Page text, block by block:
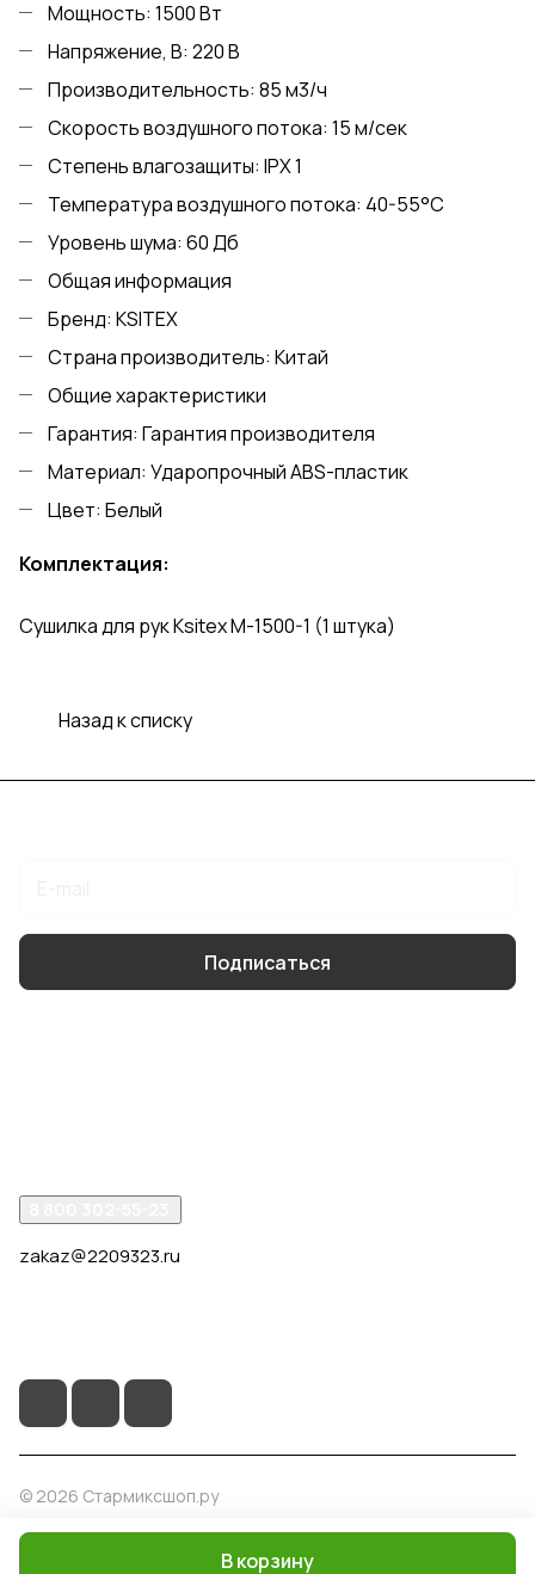
В корзину
Мощность: 1500 Вт
Напряжение, В: 220 В
Производительность: 85 м3/ч
Скорость воздушного потока: 15 м/сек
Степень влагозащиты: IPX 1
Температура воздушного потока: 40-55°С
Уровень шума: 60 Дб
Общая информация
Бренд: KSITEX
Страна производитель: Китай
Общие характеристики
Гарантия: Гарантия производителя
Материал: Ударопрочный ABS-пластик
Цвет: Белый
Комплектация:
Сушилка для рук Ksitex M-1500-1 (1 штука)
Назад к списку
Подписаться
zakaz@2209323.ru
© 2026 Стармиксшоп.ру